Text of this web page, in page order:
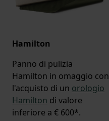
Hamilton
Panno di pulizia
Hamilton in omaggio con
l'acquisto di un orologio
Hamilton di valore
inferiore a € 600*.